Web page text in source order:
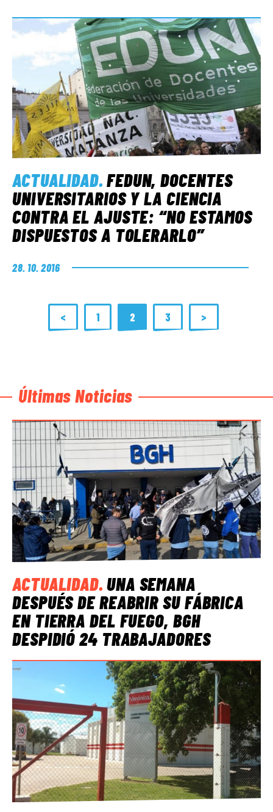
ACTUALIDAD.FEDUN, DOCENTES
UNIVERSITARIOS Y LA CIENCIA
CONTRA EL AJUSTE: “NO ESTAMOS
DISPUESTOS A TOLERARLO”
28. 10. 2016
< 1 2 3 >
Últimas Noticias
ACTUALIDAD.UNA SEMANA
DESPUÉS DE REABRIR SU FÁBRICA
EN TIERRA DEL FUEGO, BGH
DESPIDIÓ 24 TRABAJADORES